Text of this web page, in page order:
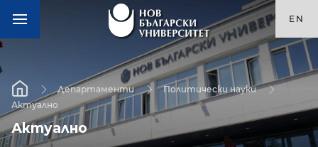
EN
Департаменти
Политически науки
Актуално
Актуално